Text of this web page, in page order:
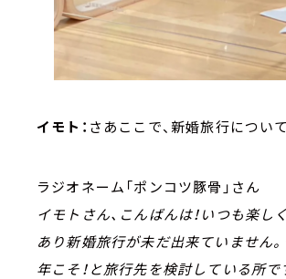
イモト： さあここで、新婚旅行につい
ラジオネーム「ポンコツ豚骨」さん
イモトさん、こんばんは！いつも楽
あり新婚旅行が未だ出来ていません
年こそ！と旅行先を検討している所